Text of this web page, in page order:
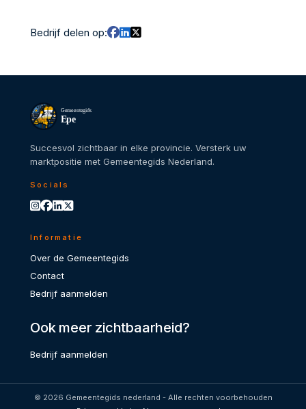
Bedrijf delen op:
Gemeentegids
Epe
Succesvol zichtbaar in elke provincie. Versterk uw
marktpositie met Gemeentegids Nederland.
Socials
Informatie
Over de Gemeentegids
Contact
Bedrijf aanmelden
Ook meer zichtbaarheid?
Bedrijf aanmelden
© 2026 Gemeentegids nederland - Alle rechten voorbehouden